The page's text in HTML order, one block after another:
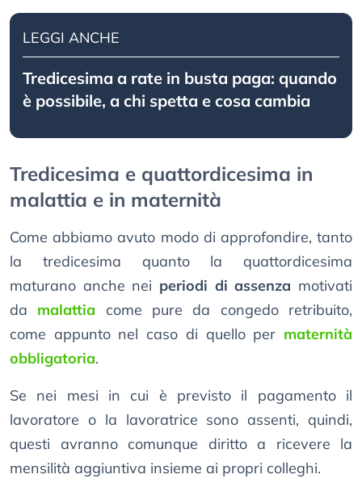
LEGGI ANCHE
Tredicesima a rate in busta paga: quando
è possibile, a chi spetta e cosa cambia
Tredicesima e quattordicesima in
malattia e in maternità
Come abbiamo avuto modo di approfondire, tanto
la tredicesima quanto la quattordicesima
maturano anche nei periodi di assenza motivati
da malattia come pure da congedo retribuito,
come appunto nel caso di quello per maternità
obbligatoria.
Se nei mesi in cui è previsto il pagamento il
lavoratore o la lavoratrice sono assenti, quindi,
questi avranno comunque diritto a ricevere la
mensilità aggiuntiva insieme ai propri colleghi.